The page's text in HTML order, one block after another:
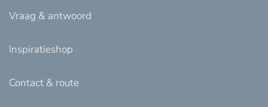
Vraag & antwoord
Inspiratieshop
Contact & route